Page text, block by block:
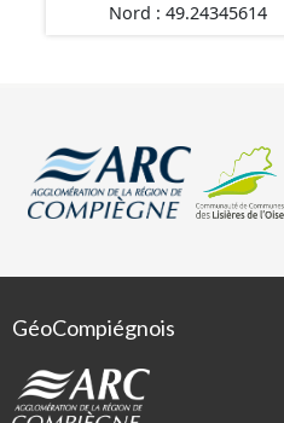
Nord : 49.24345614
GéoCompiégnois